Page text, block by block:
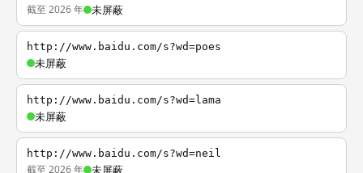
截至 2026 年 未屏蔽
http://www.baidu.com/s?wd=poes
未屏蔽
http://www.baidu.com/s?wd=lama
未屏蔽
http://www.baidu.com/s?wd=neil
截至 2026 年 未屏蔽